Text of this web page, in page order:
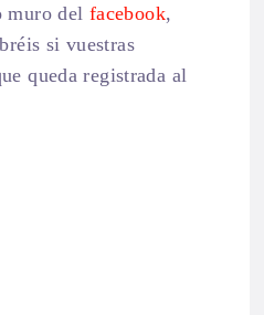
muro del facebook,
si vuestras
queda registrada al